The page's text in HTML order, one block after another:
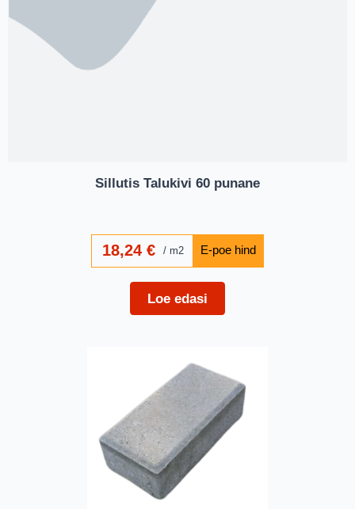
Sillutis Talukivi 60 punane
18,24€ m2
Loe edasi